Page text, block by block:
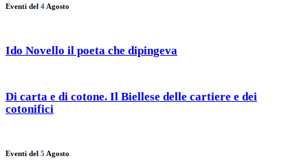
Eventi del 4 Agosto
Ido Novello il poeta che dipingeva
Di carta e di cotone. Il Biellese delle cartiere e dei
cotonifici
Eventi del 5 Agosto